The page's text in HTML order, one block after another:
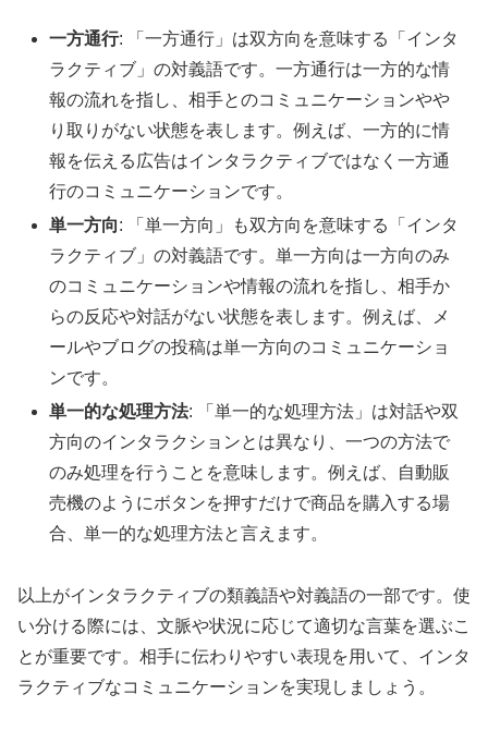
一方通行: 「一方通行」は双方向を意味する「インタ
ラクティブ」の対義語です。一方通行は一方的な情
報の流れを指し、相手とのコミュニケーションやや
り取りがない状態を表します。例えば、一方的に情
報を伝える広告はインタラクティブではなく一方通
行のコミュニケーションです。
単一方向: 「単一方向」も双方向を意味する「インタ
ラクティブ」の対義語です。単一方向は一方向のみ
のコミュニケーションや情報の流れを指し、相手か
らの反応や対話がない状態を表します。例えば、メ
ールやブログの投稿は単一方向のコミュニケーショ
ンです。
単一的な処理方法: 「単一的な処理方法」は対話や双
方向のインタラクションとは異なり、一つの方法で
のみ処理を行うことを意味します。例えば、自動販
売機のようにボタンを押すだけで商品を購入する場
合、単一的な処理方法と言えます。
以上がインタラクティブの類義語や対義語の一部です。使
い分ける際には、文脈や状況に応じて適切な言葉を選ぶこ
とが重要です。相手に伝わりやすい表現を用いて、インタ
ラクティブなコミュニケーションを実現しましょう。